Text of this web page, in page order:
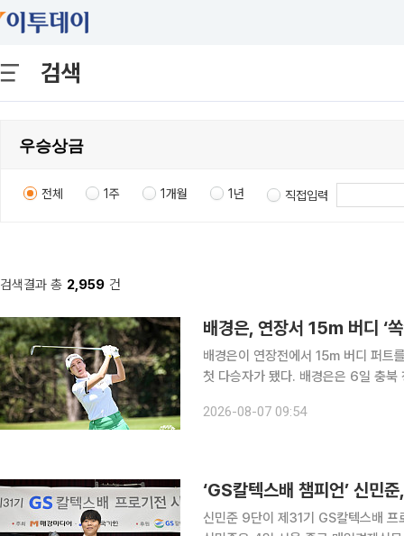
검색
전체 1주 1개월 1년 직접입력
검색결과 총 2,959 건
배경은, 연장서 15m 버디 ‘
배경은이 연장전에서 15m 버디 퍼트
첫 다승자가 됐다. 배경은은 6일 충북 청주 그랜드 컨트리클럽 동·남 코스(파72·6043야드)에서 열
를 쳤다. 1라운드에서 5언더파 67
2026-08-07 09:54
‘GS칼텍스배 챔피언’ 신민
신민준 9단이 제31기 GS칼텍스배